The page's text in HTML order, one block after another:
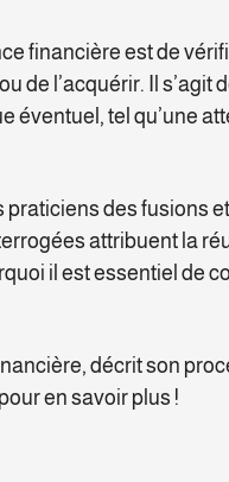
financière est de
de l’acquérir. Il s’agit
éventuel, tel qu’une
praticiens des fusions
attribuent la
il est essentiel de
décrit son
en savoir plus !